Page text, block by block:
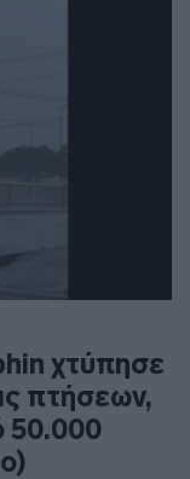
χτύπησε
πτήσεων,
50.000